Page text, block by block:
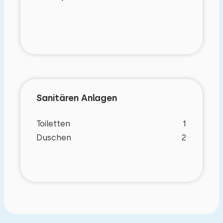
Sanitären Anlagen
Toiletten
1
Duschen
2